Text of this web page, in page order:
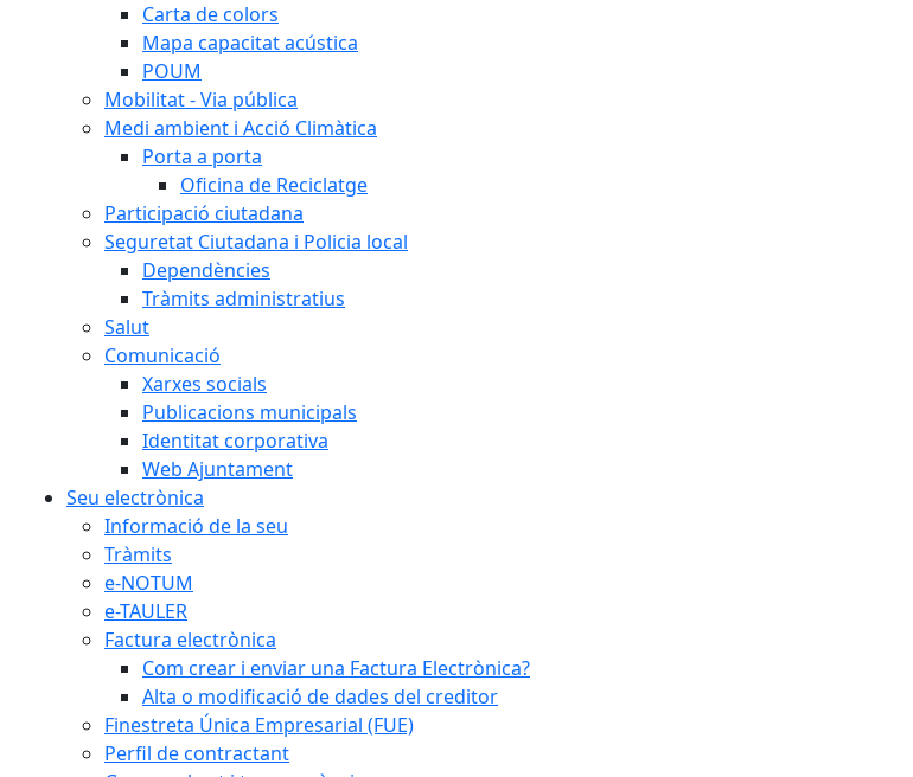
Carta de colors
Mapa capacitat acústica
POUM
Mobilitat - Via pública
Medi ambient i Acció Climàtica
Porta a porta
Oficina de Reciclatge
Participació ciutadana
Seguretat Ciutadana i Policia local
Dependències
Tràmits administratius
Salut
Comunicació
Xarxes socials
Publicacions municipals
Identitat corporativa
Web Ajuntament
Seu electrònica
Informació de la seu
Tràmits
e-NOTUM
e-TAULER
Factura electrònica
Com crear i enviar una Factura Electrònica?
Alta o modificació de dades del creditor
Finestreta Única Empresarial (FUE)
Perfil de contractant